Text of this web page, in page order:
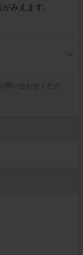
みえます。
当店が見えま
す
問い合わせくださ